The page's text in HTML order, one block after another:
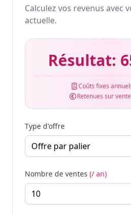
Calculez vos revenus avec
actuelle.
Résultat:
Coûts fixes
Retenues sur
Type d'offre
Nombre de ventes (/ an)